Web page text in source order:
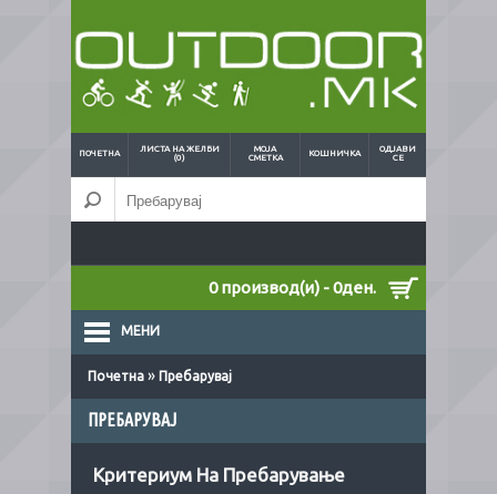
ПОЧЕТНА
ЛИСТА НА ЖЕЛБИ
(0)
МОЈА
СМЕТКА
КОШНИЧКА
ОДЈАВИ
СЕ
0 производ(и) - 0ден.
МЕНИ
Почетна » Пребарувај
ПРЕБАРУВАЈ
Критериум На Пребарување